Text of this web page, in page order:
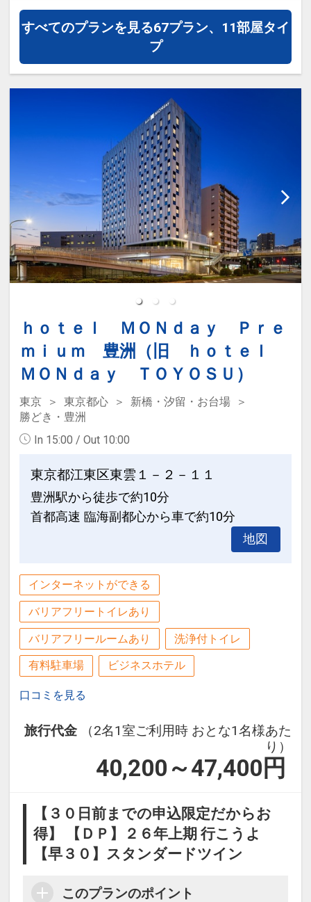
★ホテルをご利用のお客様は、チェック
イン後入館料金が1600円（税込）となり
※上記は2022/3/1(火)以降にご予約いた
だいた2022/4/1(金)宿泊分以降の料金で
す。(2022/2/28(月)までのご予約は1300
※温浴施設では、月に一度メンテナンス
を実施しております。
メンテナンス中の時間は休館となり、ご
利用いただけません。
日程は施設のお知らせをご確認ください
ませ。
お一人様2500円（税込）※お得な朝食付
きプランもございます。
早朝6時より営業しております。
【ご注意ください】
販売サイトの規約により、転売を目的と
したご予約は禁じられております。
ご予約のご登録内容によりホテルからお
設定期間：2022年1月19日～2027年7月
31日
【天然温泉：泉天空の湯 「有明ガーデ
ン」のご案内】 ※別料金
露天風呂では、地下1500mから湧き出る
豊かな天然温泉をお楽しみいただけま
その他、岩盤浴・あかすり・マッサージ
やレストランもございます。
場所：モール・スパ棟5階、6階
時間：24時間営業(入館受付05：00～
25:00)
※深夜25:30～翌5:00は清掃時間のた
め、浴場はご利用いただけません。
※新型コロナウイルス感染拡大の状況を
鑑み、営業時間が変更となる場合がござ
詳細は施設のHPご確認ください。
※2022年7月1日より、0歳～3歳のお子
様およびオムツを着用の方のご入館をお
★ホテルをご利用のお客様は、チェック
イン後入館料金が1600円（税込）とな
ります。
※上記は2022/3/1(火)以降にご予約いた
だいた2022/4/1(金)宿泊分以降の料金で
す。(2022/2/28(月)までのご予約は1300
を実施しております。
メンテナンス中の時間は休館となり、ご
利用いただけません。
日程は施設のお知らせをご確認ください
ませ。
お一人様2500円（税込）※お得な朝食
早朝6時より営業しております。
【ご注意ください】
販売サイトの規約により、転売を目的と
したご予約は禁じられております。
ご予約のご登録内容によりホテルからお
すべてのプランを見る67プラン、11部屋タイ
プ
ｈｏｔｅｌ ＭＯＮｄａｙ Ｐｒｅ
ｍｉｕｍ 豊洲（旧 ｈｏｔｅｌ
ＭＯＮｄａｙ ＴＯＹＯＳＵ）
東京 東京都心
新橋・汐留・お台場
勝どき・豊洲
In 15:00 / Out 10:00
東京都江東区東雲１－２－１１
豊洲駅から徒歩で約10分
首都高速 臨海副都心から車で約10分
地図
インターネットができる
バリアフリートイレあり
バリアフリールームあり 洗浄付トイレ
有料駐車場 ビジネスホテル
口コミを見る
旅行代金
（2名1室ご利用時 おとな1名様あた
り）
40,200～47,400 円
【３０日前までの申込限定だからお
得】 【ＤＰ】２６年上期 行こうよ
【早３０】スタンダードツイン
このプランのポイント